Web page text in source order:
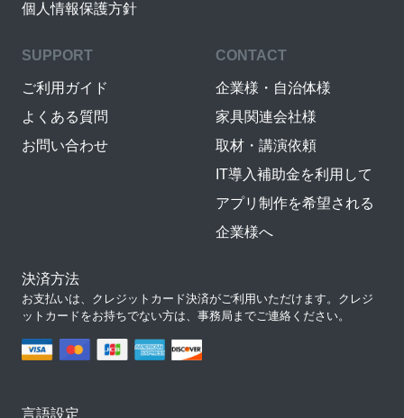
個人情報保護方針
SUPPORT
ご利用ガイド
よくある質問
お問い合わせ
CONTACT
企業様・自治体様
家具関連会社様
取材・講演依頼
IT導入補助金を利用して
アプリ制作を希望される
企業様へ
決済方法
お支払いは、クレジットカード決済がご利用いただけます。クレジ
ットカードをお持ちでない方は、事務局までご連絡ください。
言語設定